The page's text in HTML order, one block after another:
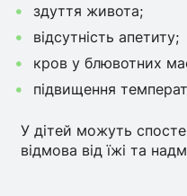
здуття живота;
відсутність апетиту;
кров у блювотних
підвищення
У дітей можуть
відмова від їжі та